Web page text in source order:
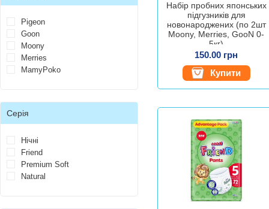
Pigeon
Goon
Moony
Merries
MamyPoko
Серія
Нічні
Friend
Premium Soft
Natural
Набір пробних японських
підгузників для
новонароджених (по 2шт
Moony, Merries, GooN 0-
5кг)
150.00 грн
Купити